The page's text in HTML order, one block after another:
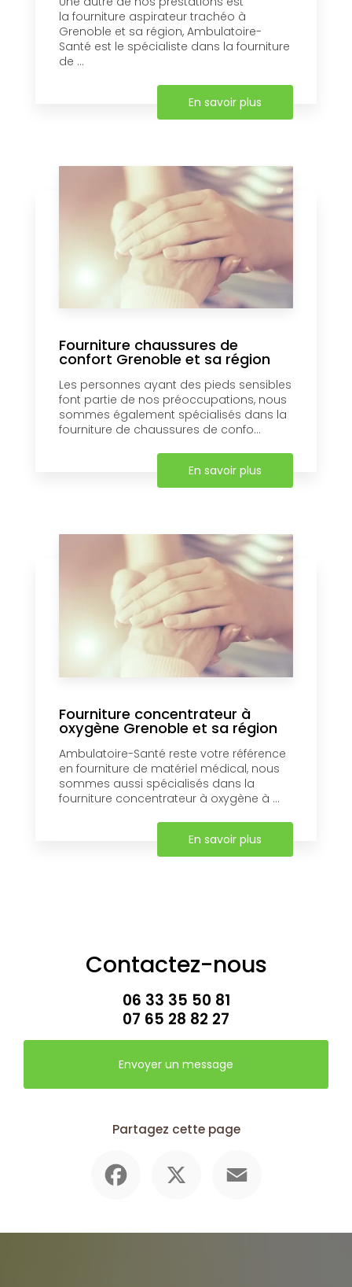
la fourniture aspirateur trachéo à
Grenoble et sa région, Ambulatoire-
Santé est le spécialiste dans la fourniture
de ...
En savoir plus
Fourniture chaussures de
confort Grenoble et sa région
Les personnes ayant des pieds sensibles
font partie de nos préoccupations, nous
sommes également spécialisés dans la
fourniture de chaussures de confo...
En savoir plus
Fourniture concentrateur à
oxygène Grenoble et sa région
Ambulatoire-Santé reste votre référence
en fourniture de matériel médical, nous
sommes aussi spécialisés dans la
fourniture concentrateur à oxygène à ...
En savoir plus
Contactez-nous
06 33 35 50 81
07 65 28 82 27
Envoyer un message
Partagez cette page